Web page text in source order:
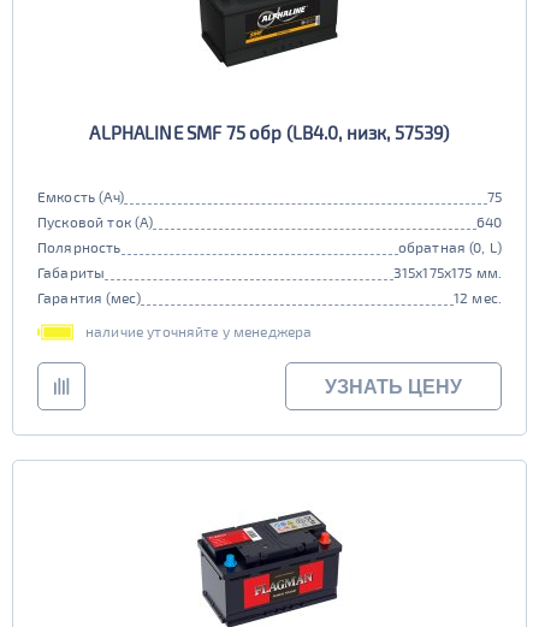
ALPHALINE SMF 75 обр (LB4.0, низк, 57539)
Емкость (Ач)
75
Пусковой ток (А)
640
Полярность
обратная (0, L)
Габариты
315x175x175 мм.
Гарантия (мес)
12 мес.
наличие уточняйте у менеджера
УЗНАТЬ ЦЕНУ